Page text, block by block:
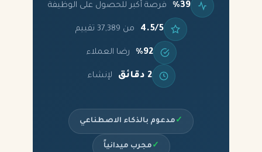
%39 فرصة أكبر للحصول على الوظيفة
4.5/5 من 37,389 تقييم
%92 رضا العملاء
2 دقائق لإنشاء
✓ مدعوم بالذكاء الاصطناعي
✓ مجرب ميدانياً